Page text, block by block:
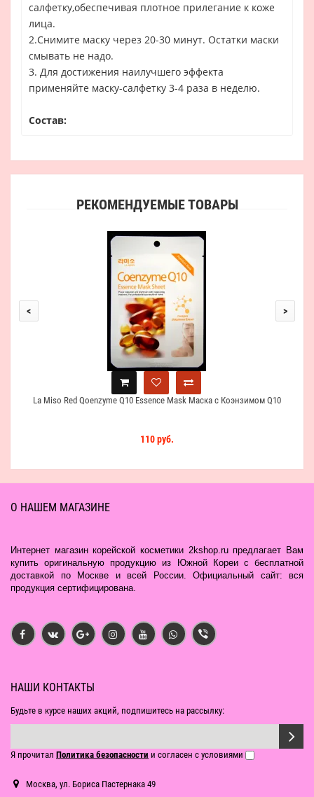
салфетку,обеспечивая плотное прилегание к коже
лица.
2.Снимите маску через 20-30 минут. Остатки маски
смывать не надо.
3. Для достижения наилучшего эффекта
применяйте маску-салфетку 3-4 раза в неделю.
Состав:
РЕКОМЕНДУЕМЫЕ ТОВАРЫ
La Miso Red Qoenzyme Q10 Essence Mask Маска с Коэнзимом Q10
110 руб.
< >
О НАШЕМ МАГАЗИНЕ
Интернет магазин корейской косметики 2kshop.ru предлагает Вам
купить оригинальную продукцию из Южной Кореи с бесплатной
доставкой по Москве и всей России. Официальный сайт: вся
продукция сертифицирована.
НАШИ КОНТАКТЫ
Будьте в курсе наших акций, подпишитесь на рассылку:
Я прочитал Политика безопасности и согласен с условиями
Москва, ул. Бориса Пастернака 49